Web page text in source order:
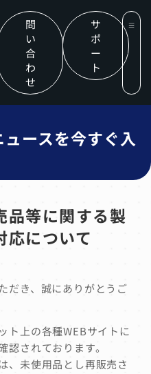
問
い
合
わ
せ
サ
ポ
ー
ト
ースを今すぐ入
品等に関する製
応について
だき、誠にありがとうご
ト上の各種WEBサイトに
認されております。
、未使用品とし再販売さ